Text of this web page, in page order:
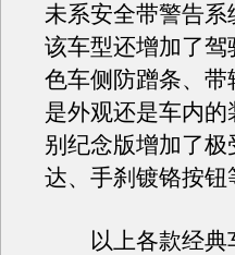
未系安全带警告
该车型还增加了
色车侧防蹭条、
是外观还是车内
别纪念版增加了
达、手刹镀铬按钮
以上各款经典